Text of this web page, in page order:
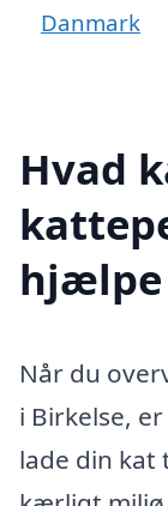
Danmark
Hvad
hjælpe
Når du
i Birkelse,
lade din